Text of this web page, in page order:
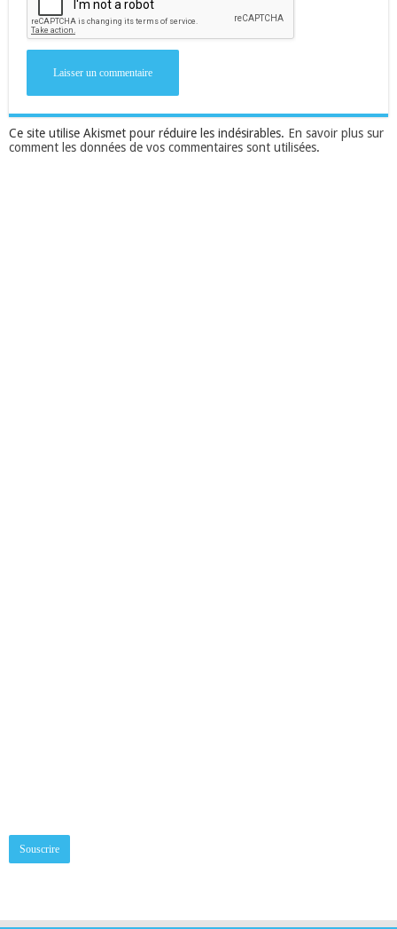
Ce site utilise Akismet pour réduire les indésirables. En savoir plus sur
comment les données de vos commentaires sont utilisées.